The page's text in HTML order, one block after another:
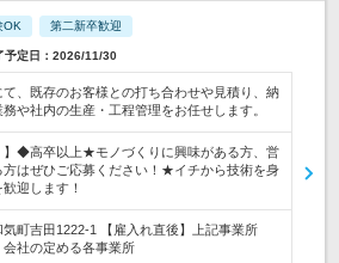
OK 第二新卒歓迎
定日：2026/11/30
、既存のお客様との打ち合わせや見積り、納
や社内の生産・工程管理をお任せします。
】◆高卒以上★モノづくりに興味がある方、営
方はぜひご応募ください！★イチから技術を身
迎します！
気町吉田1222-1 【雇入れ直後】上記事業所
会社の定める各事業所